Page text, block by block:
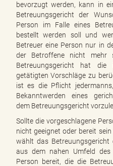
bevorzugt werden, kann in
Betreuungsgericht der
Person im Falle eines
bestellt werden soll und
Betreuer eine Person nur in
der Betroffene nicht mehr
Betreuungsgericht hat die
getätigten Vorschläge zu
ist es die Pflicht
Bekanntwerden eines
dem Betreuungsgericht
Sollte die vorgeschlagene
nicht geeignet oder bereit
wählt das Betreuungsgericht
aus dem nahen Umfeld
Person bereit, die die